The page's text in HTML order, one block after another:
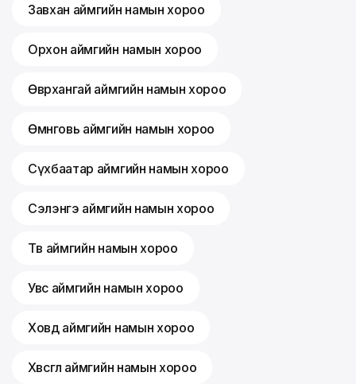
Завхан аймгийн намын хороо
Орхон аймгийн намын хороо
Өвөрхангай аймгийн намын хороо
Өмнөговь аймгийн намын хороо
Сүхбаатар аймгийн намын хороо
Сэлэнгэ аймгийн намын хороо
Төв аймгийн намын хороо
Увс аймгийн намын хороо
Ховд аймгийн намын хороо
Хөвсгөл аймгийн намын хороо